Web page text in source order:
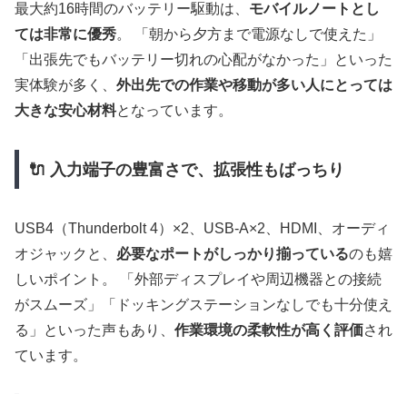
最大約16時間のバッテリー駆動は、 モバイルノートとし
ては非常に優秀。 「朝から夕方まで電源なしで使えた」
「出張先でもバッテリー切れの心配がなかった」といった
実体験が多く、 外出先での作業や移動が多い人にとっては
大きな安心材料となっています。
🔌 入力端子の豊富さで、拡張性もばっちり
USB4（Thunderbolt 4）×2、USB-A×2、HDMI、オーディ
オジャックと、 必要なポートがしっかり揃っているのも嬉
しいポイント。 「外部ディスプレイや周辺機器との接続
がスムーズ」「ドッキングステーションなしでも十分使え
る」といった声もあり、 作業環境の柔軟性が高く評価され
ています。